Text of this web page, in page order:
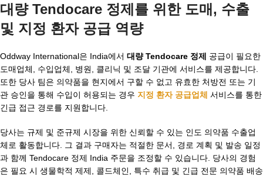
대량 Tendocare 정제를 위한 도매, 수출
및 지정 환자 공급 역량
Oddway International은 India에서 대량 Tendocare 정제 공급이 필요한
도매업체, 수입업체, 병원, 클리닉 및 조달 기관에 서비스를 제공합니다.
또한 당사 팀은 의약품을 현지에서 구할 수 없고 유효한 처방전 또는 기
관 승인을 통해 수입이 허용되는 경우 지정 환자 공급업체 서비스를 통한
긴급 접근 경로를 지원합니다.
당사는 규제 및 준규제 시장을 위한 신뢰할 수 있는 인도 의약품 수출업
체로 활동합니다. 그 결과 구매자는 적절한 문서, 경로 계획 및 발송 일정
과 함께 Tendocare 정제 India 주문을 조정할 수 있습니다. 당사의 경험
은 필요 시 생물학적 제제, 콜드체인, 특수 취급 및 긴급 전문 의약품 배송